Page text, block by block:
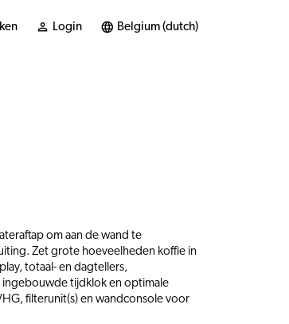
Login Belgium (dutch)
om aan de wand te
Zet grote hoeveelheden koffie in
totaal- en dagtellers,
ingebouwde tijdklok en optimale
filterunit(s) en wandconsole voor